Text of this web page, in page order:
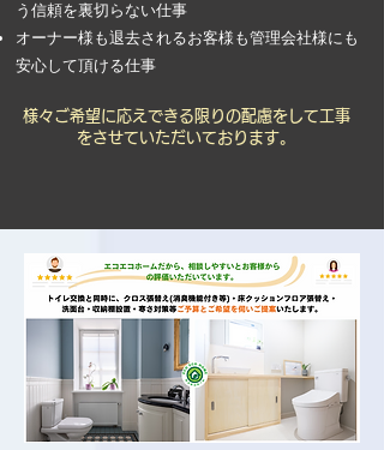
う信頼を裏切らない仕事
オーナー様も退去されるお客様も管理会社様にも
安心して頂ける仕事
様々ご希望に応えできる限りの配慮をして工事
をさせていただいております。